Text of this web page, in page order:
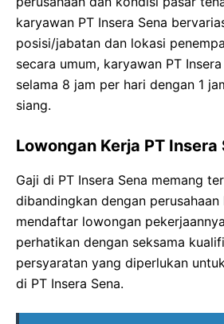
karyawan PT Insera Sena
posisi/jabatan dan lokasi
secara umum, karyawan PT
selama 8 jam per hari dengan 1
siang.
Lowongan Kerja PT Insera
Gaji di PT Insera Sena memang
dibandingkan dengan
mendaftar lowongan
perhatikan dengan seksama
persyaratan yang diperlukan
di PT Insera Sena.